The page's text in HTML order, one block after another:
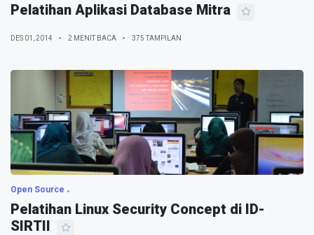
Pelatihan Aplikasi Database Mitra
DES 01, 2014 2 MENIT BACA 375 TAMPILAN
Open Source
Pelatihan Linux Security Concept di ID-
SIRTII